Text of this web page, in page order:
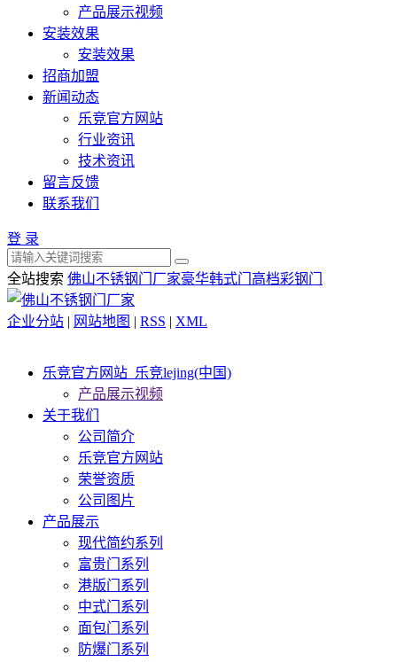
产品展示视频
安装效果
安装效果
招商加盟
新闻动态
乐竞官方网站
行业资讯
技术资讯
留言反馈
联系我们
登 录
全站搜索 佛山不锈钢门厂家豪华韩式门 高档彩钢门
企业分站 | 网站地图 | RSS | XML
乐竞官方网站_乐竞lejing(中国)
产品展示视频
关于我们
公司简介
乐竞官方网站
荣誉资质
公司图片
产品展示
现代简约系列
富贵门系列
港版门系列
中式门系列
面包门系列
防爆门系列